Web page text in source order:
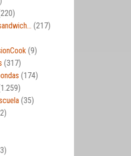
(217)
(9)
(317)
(174)
(35)